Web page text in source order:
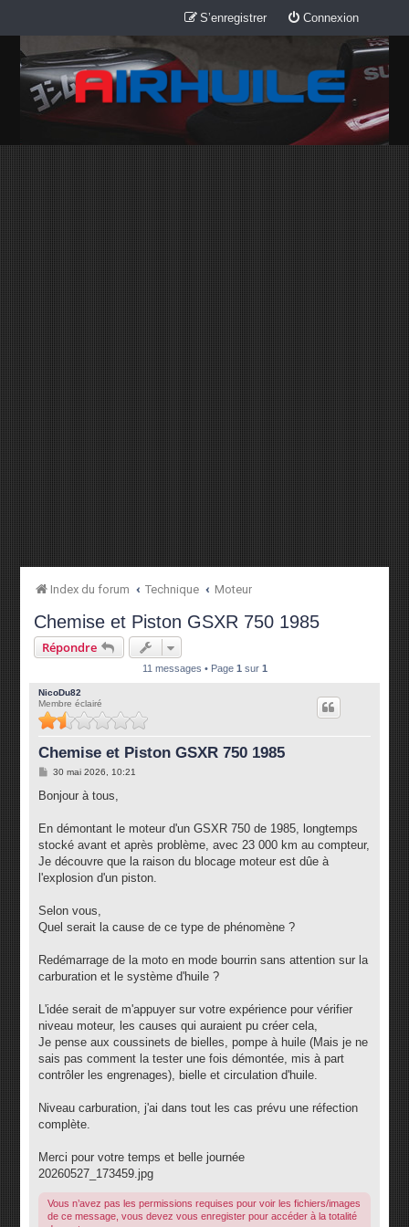
Connexion
S’enregistrer
Index du forum Technique Moteur
Chemise et Piston GSXR 750 1985
Répondre
11 messages • Page 1 sur 1
NicoDu82
Membre éclairé
Chemise et Piston GSXR 750 1985
M
s
g
30 mai 2026, 10:21
Bonjour à tous,
En démontant le moteur d'un GSXR 750 de 1985, longtemps
stocké avant et après problème, avec 23 000 km au compteur,
Je découvre que la raison du blocage moteur est dûe à
l'explosion d'un piston.
Selon vous,
Quel serait la cause de ce type de phénomène ?
Redémarrage de la moto en mode bourrin sans attention sur la
carburation et le système d'huile ?
L'idée serait de m'appuyer sur votre expérience pour vérifier
niveau moteur, les causes qui auraient pu créer cela,
Je pense aux coussinets de bielles, pompe à huile (Mais je ne
sais pas comment la tester une fois démontée, mis à part
contrôler les engrenages), bielle et circulation d'huile.
Niveau carburation, j'ai dans tout les cas prévu une réfection
complète.
Merci pour votre temps et belle journée
20260527_173459.jpg
Vous n’avez pas les permissions requises pour voir les fichiers/images
de ce message, vous devez vous enregister pour accéder à la totalité